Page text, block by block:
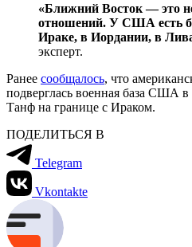
«Ближний Восток — это
отношений. У США есть
Ираке, в Иордании, в
эксперт.
Ранее сообщалось, что
подверглась военная база США
Танф на границе с Ираком.
ПОДЕЛИТЬСЯ В
Telegram
Vkontakte